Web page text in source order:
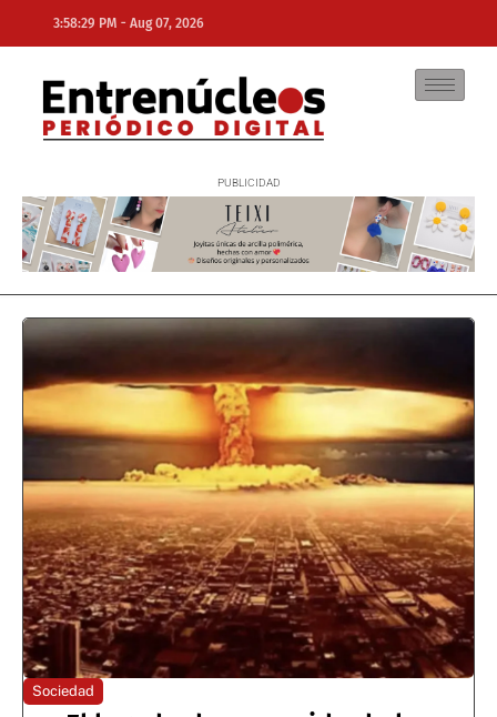
3:58:29 PM - Aug 07, 2026
NE
Sociedad